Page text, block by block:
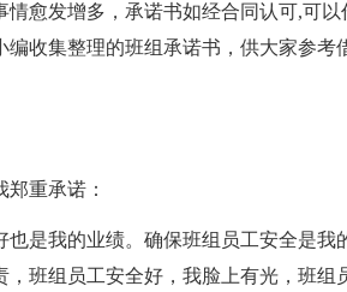
愈发增多，承诺书如经合同认可,可以
收集整理的班组承诺书，供大家参考
重承诺：
是我的业绩。确保班组员工安全是我
班组员工安全好，我脸上有光，班组